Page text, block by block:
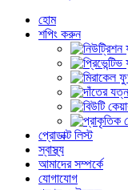
হোম
শপিং করুন
প্রোডাক্ট লিস্ট
স্বাস্থ্য
আমাদের সম্পর্কে
যোগাযোগ